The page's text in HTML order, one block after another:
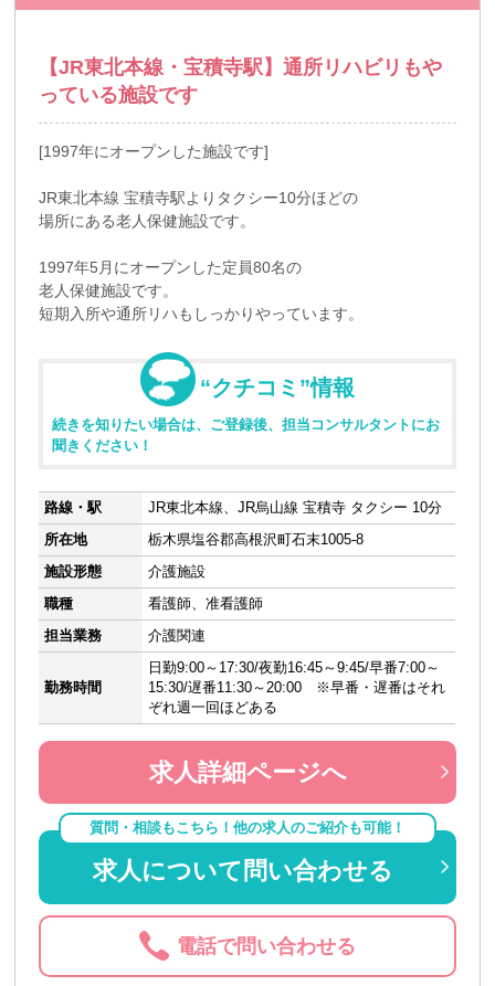
【JR東北本線・宝積寺駅】通所リハビリもや
っている施設です
[1997年にオープンした施設です]
JR東北本線 宝積寺駅よりタクシー10分ほどの
場所にある老人保健施設です。
1997年5月にオープンした定員80名の
老人保健施設です。
短期入所や通所リハもしっかりやっています。
“クチコミ”情報
続きを知りたい場合は、ご登録後、担当コンサルタントにお
聞きください！
路線・駅
JR東北本線、JR烏山線 宝積寺 タクシー 10分
所在地
栃木県塩谷郡高根沢町石末1005-8
施設形態
介護施設
職種
看護師、准看護師
担当業務
介護関連
勤務時間
日勤9:00～17:30/夜勤16:45～9:45/早番7:00～
15:30/遅番11:30～20:00 ※早番・遅番はそれ
ぞれ週一回ほどある
求人詳細ページへ
質問・相談もこちら！他の求人のご紹介も可能！
求人について問い合わせる
電話で問い合わせる